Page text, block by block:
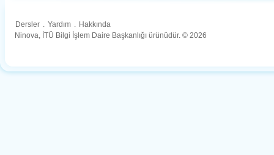
Dersler . Yardım . Hakkında
Ninova, İTÜ Bilgi İşlem Daire Başkanlığı ürünüdür. © 2026